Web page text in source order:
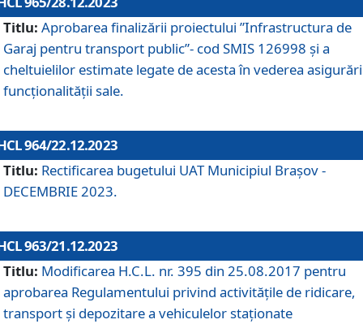
Titlu: Aprobarea finalizării proiectului ”Infrastructura de
Garaj pentru transport public”- cod SMIS 126998 și a
cheltuielilor estimate legate de acesta în vederea
funcționalității sale.
964/22.12.2023
Titlu: Rectificarea bugetului UAT Municipiul Braşov -
DECEMBRIE 2023.
963/21.12.2023
Titlu: Modificarea H.C.L. nr. 395 din 25.08.2017 pentru
aprobarea Regulamentului privind activitățile de ridicare,
transport şi depozitare a vehiculelor staționate